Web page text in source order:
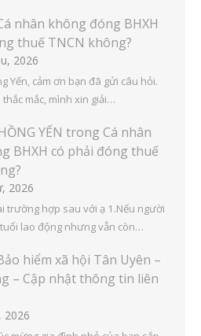
nhân không đóng BHXH
thuế TNCN không?
2026
Yến, cảm ơn bạn đã gửi câu hỏi.
thắc mắc, mình xin giải…
YẾN trong Cá nhân
BHXH có phải đóng thuế
2026
trường hợp sau với ạ 1.Nếu người
lao động nhưng vẫn còn…
hiểm xã hội Tân Uyên –
– Cập nhật thông tin liên
2026